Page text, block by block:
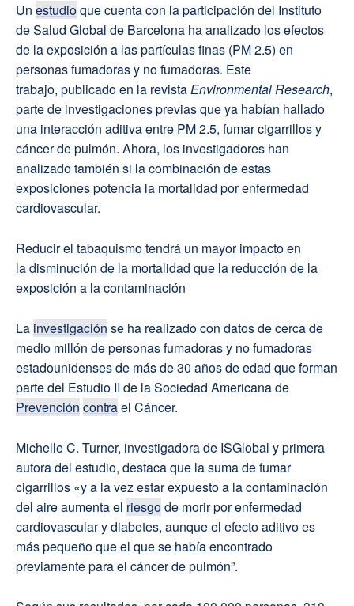
Un estudioque cuenta con la participación del Instituto
de Salud Global de Barcelona ha analizado los efectos
de la exposición a las partículas finas (PM 2.5) en
personas fumadoras y no fumadoras. Este
trabajo, publicado en la revistaEnvironmental Research,
parte de investigaciones previas que ya habían hallado
una interacción aditiva entre PM 2.5, fumar cigarrillos y
cáncer de pulmón. Ahora, los investigadores han
analizado también si la combinación de estas
exposiciones potencia la mortalidad por enfermedad
cardiovascular.
Reducir el tabaquismo tendrá un mayor impacto en
la disminución de la mortalidad que la reducción de la
exposición a la contaminación
La investigación se ha realizado con datos de cerca de
medio millón de personas fumadoras y no fumadoras
estadounidenses de más de 30 años de edad que forman
parte del Estudio II de la Sociedad Americana de
Prevención contrael Cáncer.
Michelle C. Turner, investigadora de ISGlobal y primera
autora del estudio, destaca que la suma de fumar
cigarrillos «y a la vez estar expuesto a la contaminación
del aire aumenta el riesgode morir por enfermedad
cardiovascular y diabetes, aunque el efecto aditivo es
más pequeño que el que se había encontrado
previamente para el cáncer de pulmón”.